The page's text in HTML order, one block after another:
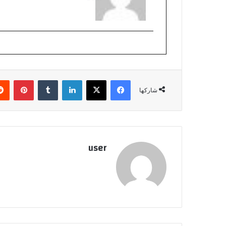
شاركها
فيسبوك ‫X لينكدإن
user